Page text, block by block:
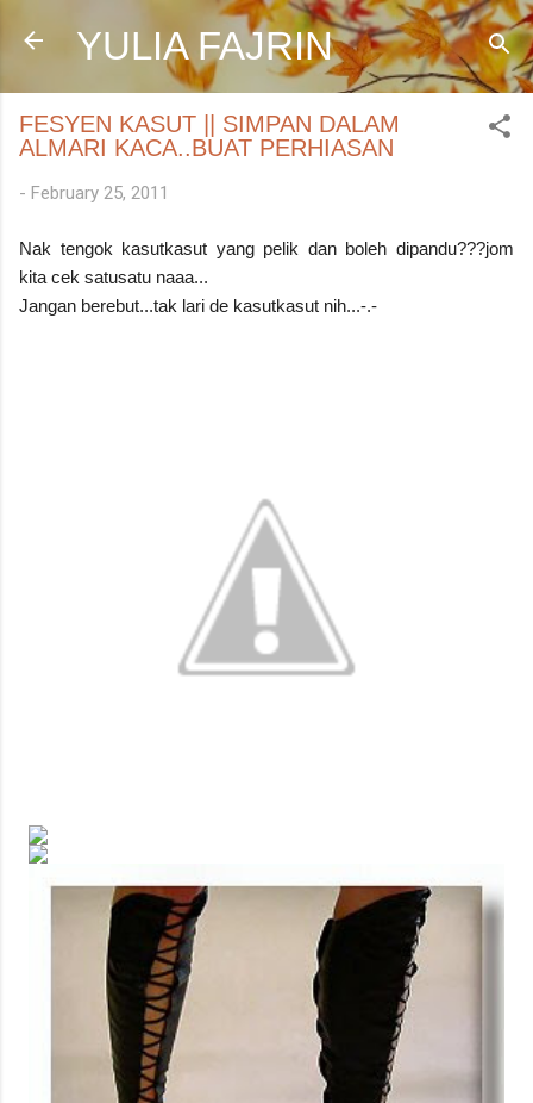
Skip to main content
YULIA FAJRIN
FESYEN KASUT || SIMPAN DALAM
ALMARI KACA..BUAT PERHIASAN
- February 25, 2011
Nak tengok kasutkasut yang pelik dan boleh dipandu???jom
kita cek satusatu naaa...
Jangan berebut...tak lari de kasutkasut nih...-.-